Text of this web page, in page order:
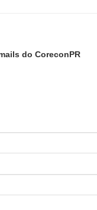
do CoreconPR